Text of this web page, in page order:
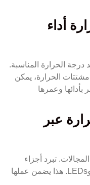
أداء
الحرارة المناسبة.
الحرارة، يمكن
وعمرها
عبر
تبرد أجزاء
الأداء العالي في الحواسيب والمحركات وLEDs. هذا يضمن عملها